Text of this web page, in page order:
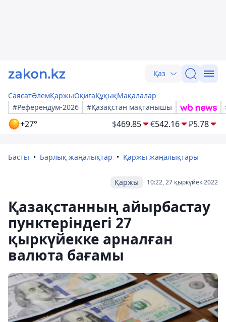
Қаз
СаясатӘлемҚаржыОқиғаҚұқықМақалалар
#Референдум-2026
#Қазақстан мақтанышы
+27° $469.85 €542.16 ₽5.78
Басты Барлық жаңалықтар Қаржы жаңалықтары
10:22, 27 қыркүйек 2022
Қаржы
Қазақстанның айырбастау
пунктеріндегі 27
қыркүйекке арналған
валюта бағамы